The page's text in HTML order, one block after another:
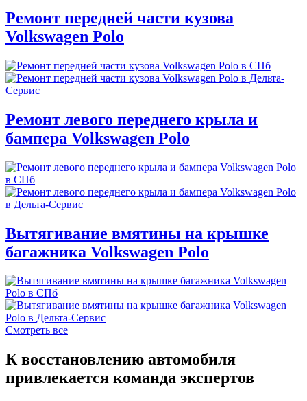
Ремонт передней части кузова
Volkswagen Polo
Ремонт левого переднего крыла и
бампера Volkswagen Polo
Вытягивание вмятины на крышке
багажника Volkswagen Polo
Смотреть все
К восстановлению автомобиля
привлекается команда экспертов